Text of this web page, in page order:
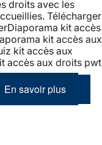
droits avec les
Télécharger
kit accès
kit accès aux
kit accès aux
accès aux droits pwt
En savoir plus